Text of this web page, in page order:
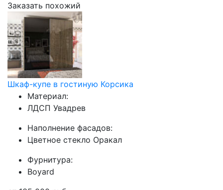
Заказать похожий
Шкаф-купе в гостиную Корсика
Материал:
ЛДСП Увадрев
Наполнение фасадов:
Цветное стекло Оракал
Фурнитура:
Boyard